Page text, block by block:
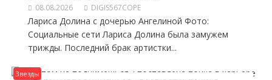
08.08.2026 DIGIS567COPE
Лариса Долина с дочерью Ангелиной Фото:
Социальные сети Лариса Долина была замужем
трижды. Последний брак артистки...
Звезды